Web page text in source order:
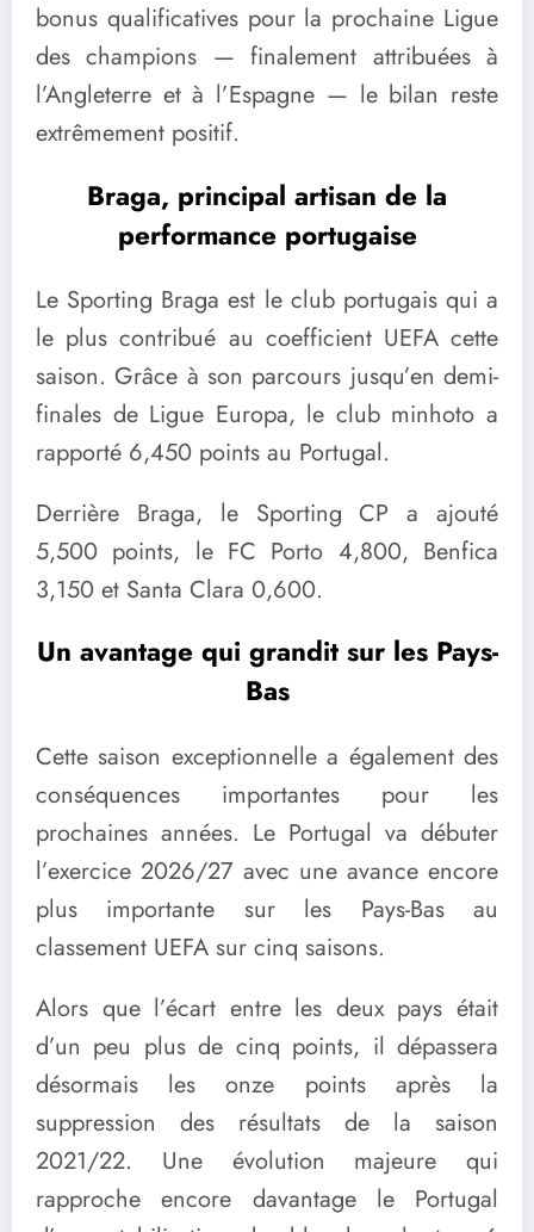
bonus qualificatives pour la prochaine Ligue
des champions — finalement attribuées à
l’Angleterre et à l’Espagne — le bilan reste
extrêmement positif.
Braga, principal artisan de la
performance portugaise
Le Sporting Braga est le club portugais qui a
le plus contribué au coefficient UEFA cette
saison. Grâce à son parcours jusqu’en demi-
finales de Ligue Europa, le club minhoto a
rapporté 6,450 points au Portugal.
Derrière Braga, le Sporting CP a ajouté
5,500 points, le FC Porto 4,800, Benfica
3,150 et Santa Clara 0,600.
Un avantage qui grandit sur les Pays-
Bas
Cette saison exceptionnelle a également des
conséquences importantes pour les
prochaines années. Le Portugal va débuter
l’exercice 2026/27 avec une avance encore
plus importante sur les Pays-Bas au
classement UEFA sur cinq saisons.
Alors que l’écart entre les deux pays était
d’un peu plus de cinq points, il dépassera
désormais les onze points après la
suppression des résultats de la saison
2021/22. Une évolution majeure qui
rapproche encore davantage le Portugal